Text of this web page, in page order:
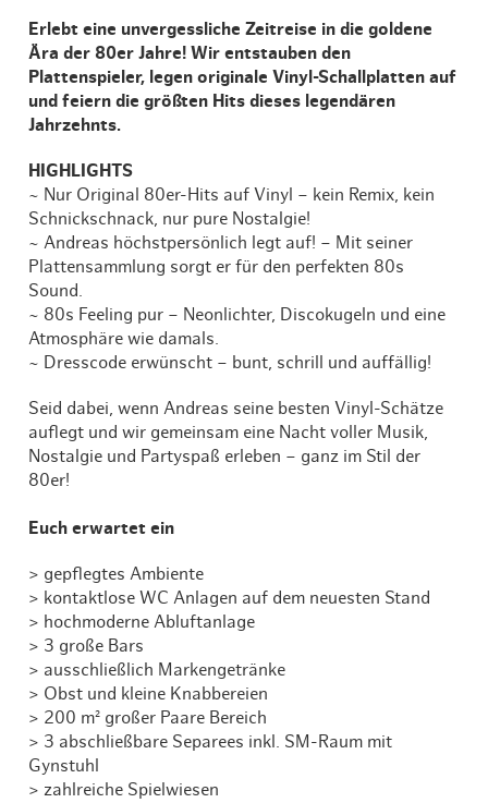
Erlebt eine unvergessliche Zeitreise in die goldene
Ära der 80er Jahre! Wir entstauben den
Plattenspieler, legen originale Vinyl-Schallplatten auf
und feiern die größten Hits dieses legendären
Jahrzehnts.
HIGHLIGHTS
~ Nur Original 80er-Hits auf Vinyl – kein Remix, kein
Schnickschnack, nur pure Nostalgie!
~ Andreas höchstpersönlich legt auf! – Mit seiner
Plattensammlung sorgt er für den perfekten 80s
Sound.
~ 80s Feeling pur – Neonlichter, Discokugeln und eine
Atmosphäre wie damals.
~ Dresscode erwünscht – bunt, schrill und auffällig!
Seid dabei, wenn Andreas seine besten Vinyl-Schätze
auflegt und wir gemeinsam eine Nacht voller Musik,
Nostalgie und Partyspaß erleben – ganz im Stil der
80er!
Euch erwartet ein
> gepflegtes Ambiente
> kontaktlose WC Anlagen auf dem neuesten Stand
> hochmoderne Abluftanlage
> 3 große Bars
> ausschließlich Markengetränke
> Obst und kleine Knabbereien
> 200 m² großer Paare Bereich
> 3 abschließbare Separees inkl. SM-Raum mit
Gynstuhl
> zahlreiche Spielwiesen